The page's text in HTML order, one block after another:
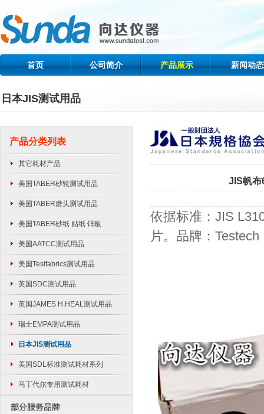
首页 公司简介 产品展示 新闻动态
日本JIS测试用品
产品分类列表
其它耗材产品
美国TABER砂轮测试用品
美国TABER磨头测试用品
美国TABER砂纸 贴纸 锌板
美国AATCC测试用品
美国Testfabrics测试用品
英国SDC测试用品
英国JAMES H.HEAL测试用品
瑞士EMPA测试用品
日本JIS测试用品
美国SDL标准测试耗材系列
马丁代尔专用测试耗材
JIS帆
依据标准：JIS
片。品牌：Testech